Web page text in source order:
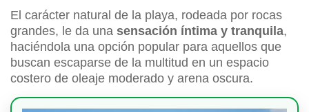
El carácter natural de la playa, rodeada por rocas
grandes, le da una sensación íntima y tranquila,
haciéndola una opción popular para aquellos que
buscan escaparse de la multitud en un espacio
costero de oleaje moderado y arena oscura.